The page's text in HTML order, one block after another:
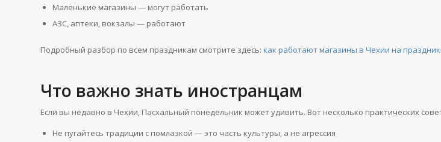
Маленькие магазины — могут работать
АЗС, аптеки, вокзалы — работают
Подробный разбор по всем праздникам смотрите здесь: как работают магазины в Чехии на
Что важно знать иностранцам
Если вы недавно в Чехии, Пасхальный понедельник может удивить. Вот несколько практических
Не пугайтесь традиции с помлазкой — это часть культуры, а не агрессия